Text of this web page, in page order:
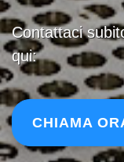
Contattaci
qui:
CHIAMA